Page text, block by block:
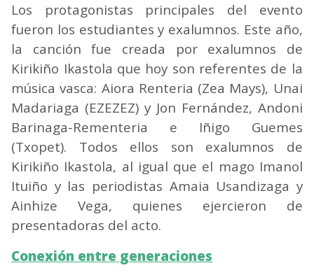
Los protagonistas principales del evento
fueron los estudiantes y exalumnos. Este año,
la canción fue creada por exalumnos de
Kirikiño Ikastola que hoy son referentes de la
música vasca: Aiora Renteria (Zea Mays), Unai
Madariaga (EZEZEZ) y Jon Fernández, Andoni
Barinaga-Rementeria e Iñigo Guemes
(Txopet). Todos ellos son exalumnos de
Kirikiño Ikastola, al igual que el mago Imanol
Ituiño y las periodistas Amaia Usandizaga y
Ainhize Vega, quienes ejercieron de
presentadoras del acto.
Conexión entre generaciones